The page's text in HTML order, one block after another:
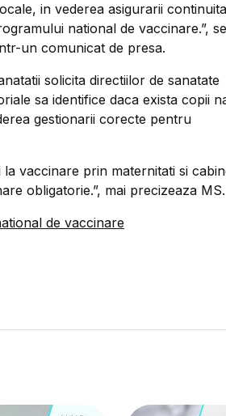
in vederea asigurarii
national de vaccinare.”, se
un comunicat de presa.
solicita directiilor de sanatate
sa identifice daca exista copii
gestionarii corecte pentru
vaccinare prin maternitati si
obligatorie.”, mai precizeaza MS.
de vaccinare